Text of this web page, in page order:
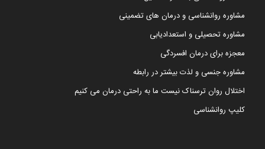
مشاوره روانشناسی و درمان های تضمینی
مشاوره تحصیلی و استعدادیابی
معجزه برای درمان افسردگی
مشاوره جنسی و لذت بیشتر در رابطه
اختلال روان ترسناک نیست ما به راحتی درمان می کنیم
کلیپ روانشناسی